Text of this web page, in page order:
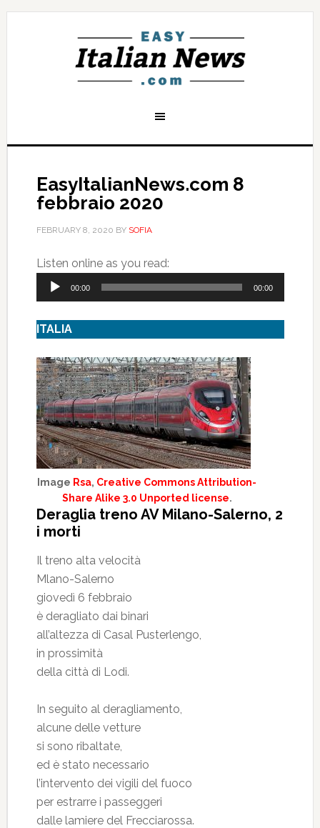
EasyItalianNews.com 8
febbraio 2020
FEBRUARY 8, 2020 BY SOFIA
Listen online as you read:Audio
Player
00:00 00:00
ITALIA
Image Rsa, Creative Commons Attribution-
Share Alike 3.0 Unported license.
Deraglia treno AV Milano-Salerno, 2
i morti
Il treno alta velocità
Mlano-Salerno
giovedì 6 febbraio
è deragliato dai binari
all’altezza di Casal Pusterlengo,
in prossimità
della città di Lodi.
In seguito al deragliamento,
alcune delle vetture
si sono ribaltate,
ed è stato necessario
l’intervento dei vigili del fuoco
per estrarre i passeggeri
dalle lamiere del Frecciarossa.